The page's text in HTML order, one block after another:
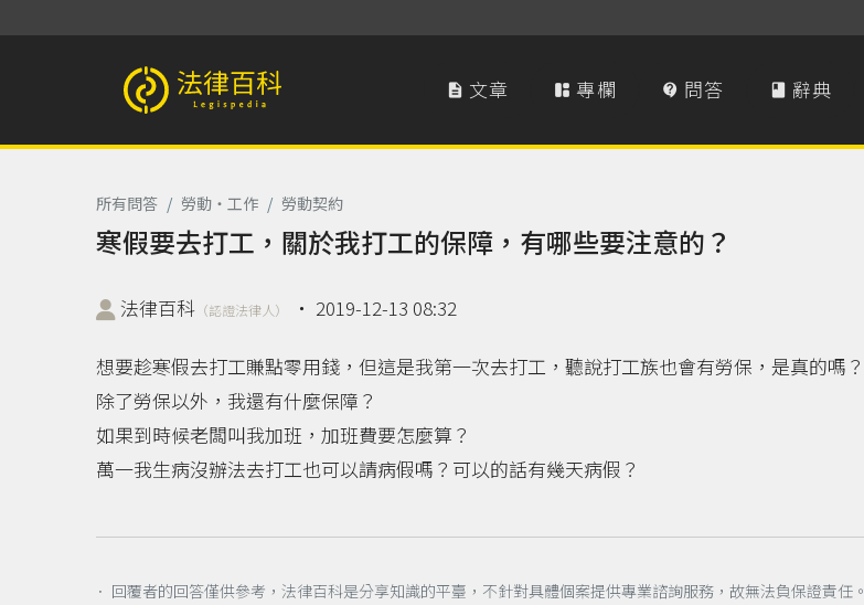
法律百科 Legispedia  文章  專欄  問答  辭典
所有問答 / 勞動‧工作 / 勞動契約
寒假要去打工，關於我打工的保障，有哪些要注意的？
法律百科 （認證法律人） ‧ 2019-12-13 08:32
想要趁寒假去打工賺點零用錢，但這是我第一次去打工，聽說打工族也會有勞保，是真的嗎？
除了勞保以外，我還有什麼保障？
如果到時候老闆叫我加班，加班費要怎麼算？
萬一我生病沒辦法去打工也可以請病假嗎？可以的話有幾天病假？
． 回覆者的回答僅供參考，法律百科是分享知識的平臺，不針對具體個案提供專業諮詢服務，故無法負保證責任。